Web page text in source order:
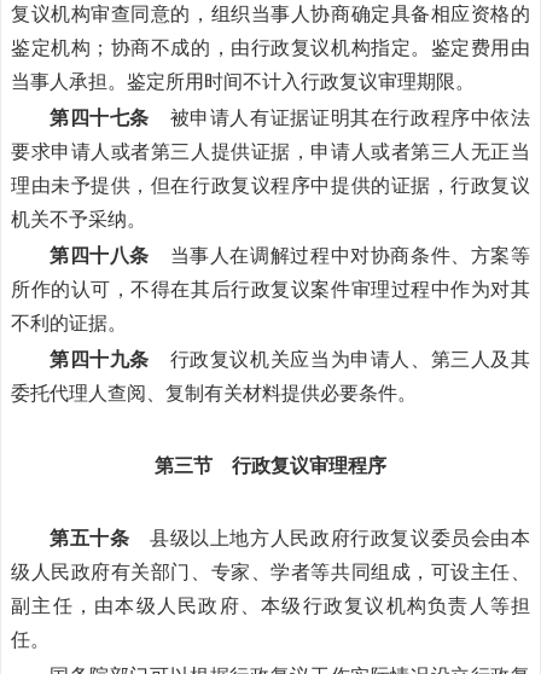
复议机构审查同意的，组织当事人协商确定具备相应资格的
鉴定机构；协商不成的，由行政复议机构指定。鉴定费用由
当事人承担。鉴定所用时间不计入行政复议审理期限。
第四十七条 被申请人有证据证明其在行政程序中依法
要求申请人或者第三人提供证据，申请人或者第三人无正当
理由未予提供，但在行政复议程序中提供的证据，行政复议
机关不予采纳。
第四十八条 当事人在调解过程中对协商条件、方案等
所作的认可，不得在其后行政复议案件审理过程中作为对其
不利的证据。
第四十九条 行政复议机关应当为申请人、第三人及其
委托代理人查阅、复制有关材料提供必要条件。
第三节 行政复议审理程序
第五十条 县级以上地方人民政府行政复议委员会由本
级人民政府有关部门、专家、学者等共同组成，可设主任、
副主任，由本级人民政府、本级行政复议机构负责人等担
任。